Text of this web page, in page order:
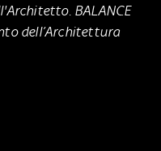
BALANCE
dell’Architettura